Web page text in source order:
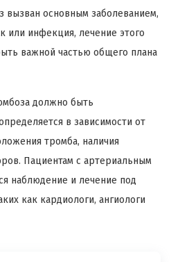
вызван основным заболеванием,
или инфекция, лечение этого
важной частью общего плана
должно быть
в зависимости от
тромба, наличия
Пациентам с артериальным
наблюдение и лечение под
как кардиологи, ангиологи